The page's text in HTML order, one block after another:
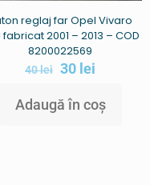
reglaj far Opel Vivaro
fabricat 2001 – 2013 – COD
8200022569
40lei 30 lei
Adaugă în coș